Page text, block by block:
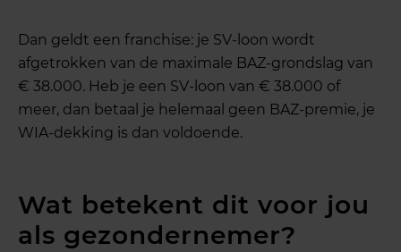
Dan geldt een franchise: je SV-loon wordt
afgetrokken van de maximale BAZ-grondslag van
€ 38.000. Heb je een SV-loon van € 38.000 of
meer, dan betaal je helemaal geen BAZ-premie, je
WIA-dekking is dan voldoende.
Wat betekent dit voor jou
als gezondernemer?